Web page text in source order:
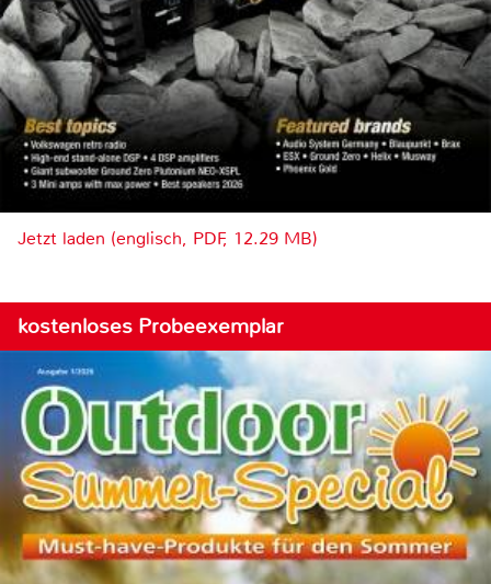
Jetzt laden (englisch, PDF, 12.29 MB)
kostenloses Probeexemplar